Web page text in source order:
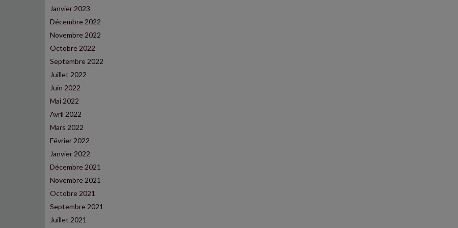
Janvier 2023
Décembre 2022
Novembre 2022
Octobre 2022
Septembre 2022
Juillet 2022
Juin 2022
Mai 2022
Avril 2022
Mars 2022
Février 2022
Janvier 2022
Décembre 2021
Novembre 2021
Octobre 2021
Septembre 2021
Juillet 2021